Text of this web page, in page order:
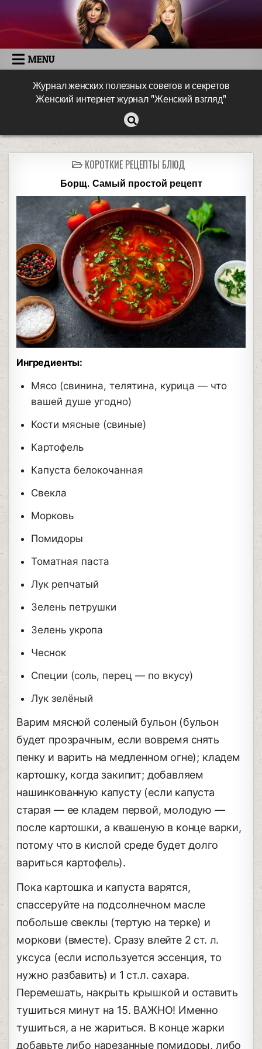
MENU
Журнал женских полезных советов и секретов
Женский интернет журнал "Женский взгляд"
КОРОТКИЕ РЕЦЕПТЫ БЛЮД
Борщ. Самый простой рецепт
Ингредиенты:
Мясо (свинина, телятина, курица — что
вашей душе угодно)
Кости мясные (свиные)
Картофель
Капуста белокочанная
Свекла
Морковь
Помидоры
Томатная паста
Лук репчатый
Зелень петрушки
Зелень укропа
Чеснок
Специи (соль, перец — по вкусу)
Лук зелёный
Варим мясной соленый бульон (бульон
будет прозрачным, если вовремя снять
пенку и варить на медленном огне); кладем
картошку, когда закипит; добавляем
нашинкованную капусту (если капуста
старая — ее кладем первой, молодую —
после картошки, а квашеную в конце варки,
потому что в кислой среде будет долго
вариться картофель).
Пока картошка и капуста варятся,
спассеруйте на подсолнечном масле
побольше свеклы (тертую на терке) и
моркови (вместе). Сразу влейте 2 ст. л.
уксуса (если используется эссенция, то
нужно разбавить) и 1 ст.л. сахара.
Перемешать, накрыть крышкой и оставить
тушиться минут на 15. ВАЖНО! Именно
тушиться, а не жариться. В конце жарки
добавьте либо нарезанные помидоры, либо